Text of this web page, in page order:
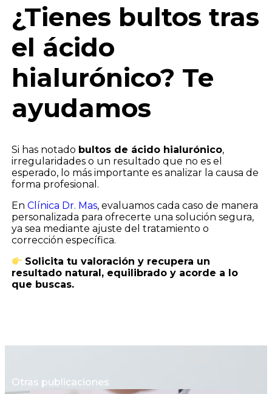
¿Tienes bultos tras
el ácido
hialurónico? Te
ayudamos
Si has notado bultos de ácido hialurónico,
irregularidades o un resultado que no es el
esperado, lo más importante es analizar la causa de
forma profesional.
En Clínica Dr. Mas, evaluamos cada caso de manera
personalizada para ofrecerte una solución segura,
ya sea mediante ajuste del tratamiento o
corrección específica.
Solicita tu valoración y recupera un
resultado natural, equilibrado y acorde a lo
que buscas.
Otras publicaciones